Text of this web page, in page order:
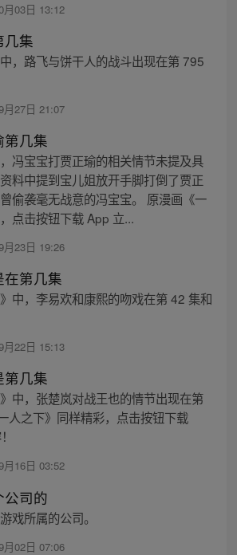
月03日 13:12
几集
，路飞与饼干人的战斗出现在第 795
月27日 21:07
第几集
冯宝宝打贾正瑜的相关情节未提及具
料中提到宝儿姐放开手脚打倒了贾正
偷袭毫无战意的冯宝宝。 原漫画《一
点击按钮下载 App 立...
月23日 19:26
第几集
中，李易欢和康熙的吻戏在第 42 集和
月22日 15:13
第几集
中，张楚岚对战王也的情节出现在第
人之下》同样精彩，点击按钮下载
月16日 03:52
司的
戏所属的公司。
月02日 07:06